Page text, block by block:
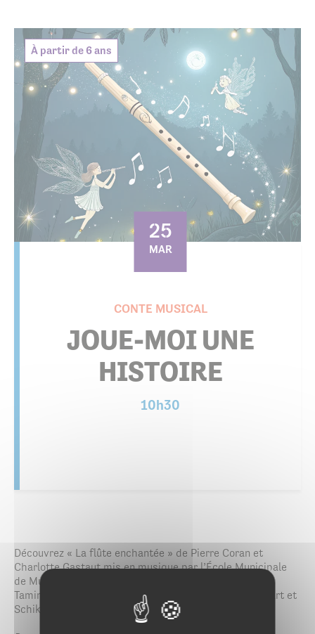
À partir de 6 ans
25
MAR
CONTE MUSICAL
JOUE-MOI UNE
HISTOIRE
10h30
Découvrez « La flûte enchantée » de Pierre Coran et
Charlotte Gastaut mis en musique par l’École Municipale
de Musique. Au fil des pages, suivez les aventures de
Tamino et Pamina. Un conte inspiré de l’opéra de Mozart et
Schikaneder.